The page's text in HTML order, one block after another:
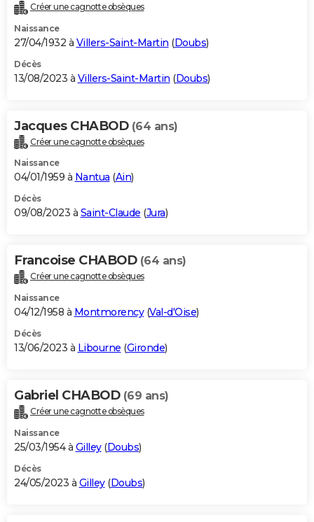
Créer une cagnotte obsèques
Naissance
27/04/1932 à Villers-Saint-Martin (Doubs)
Décès
13/08/2023 à Villers-Saint-Martin (Doubs)
Jacques CHABOD (64 ans)
Créer une cagnotte obsèques
Naissance
04/01/1959 à Nantua (Ain)
Décès
09/08/2023 à Saint-Claude (Jura)
Francoise CHABOD (64 ans)
Créer une cagnotte obsèques
Naissance
04/12/1958 à Montmorency(Val-d'Oise)
Décès
13/06/2023 à Libourne (Gironde)
Gabriel CHABOD (69 ans)
Créer une cagnotte obsèques
Naissance
25/03/1954 à Gilley(Doubs)
Décès
24/05/2023 à Gilley(Doubs)